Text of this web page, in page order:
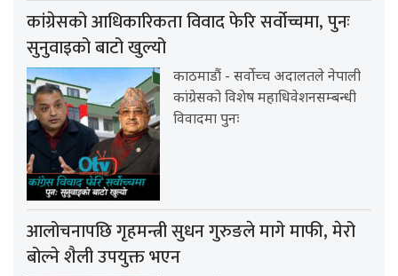
कांग्रेसको आधिकारिकता विवाद फेरि सर्वोच्चमा, पुनः
सुनुवाइको बाटो खुल्यो
काठमाडौं - सर्वोच्च अदालतले नेपाली
कांग्रेसको विशेष महाधिवेशनसम्बन्धी
विवादमा पुनः
आलोचनापछि गृहमन्त्री सुधन गुरुङले मागे माफी, मेरो
बोल्ने शैली उपयुक्त भएन